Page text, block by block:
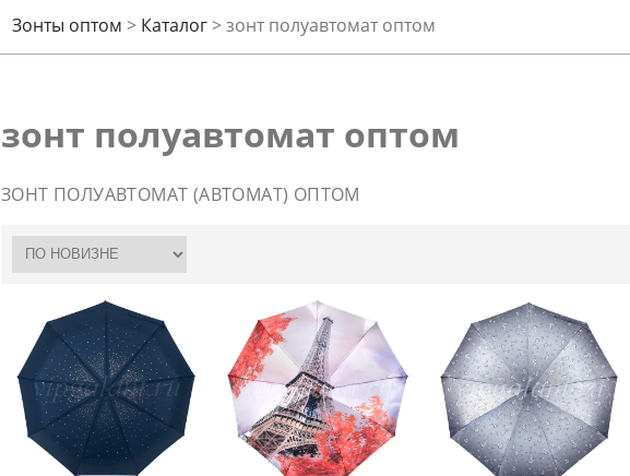
Зонты оптом > Каталог>зонт полуавтомат оптом
зонт полуавтомат оптом
ЗОНТ ПОЛУАВТОМАТ (АВТОМАТ) ОПТОМ